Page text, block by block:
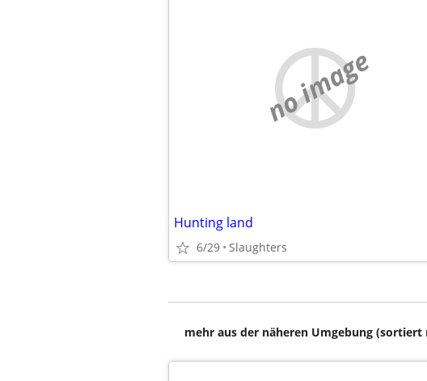
no image
Hunting land
6/29 Slaughters
mehr aus der näheren Umgebung (sortiert